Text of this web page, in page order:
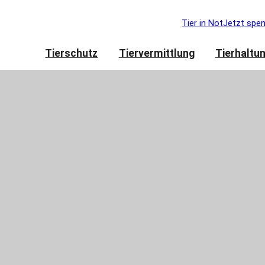
Tier in NotJetzt
Tierschutz Tiervermittlung